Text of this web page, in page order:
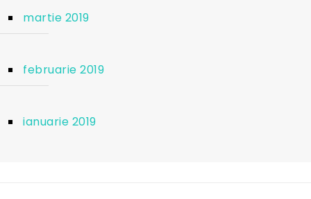
martie 2019
februarie 2019
ianuarie 2019